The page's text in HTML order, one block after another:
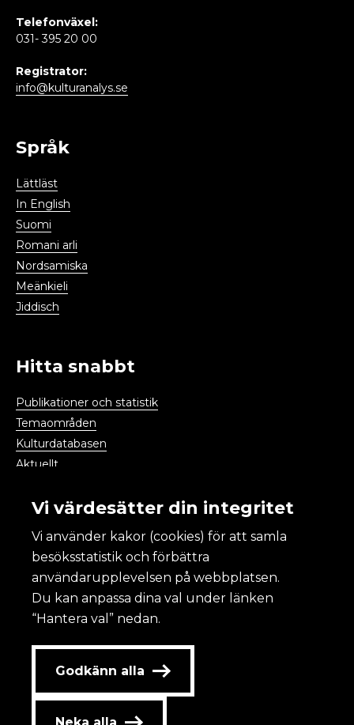
Telefonväxel:
031- 395 20 00
Registrator:
info@kulturanalys.se
Språk
Lättläst
In English
Suomi
Romani arli
Nordsamiska
Meänkieli
Jiddisch
Hitta snabbt
Publikationer och statistik
Temaområden
Kulturdatabasen
Aktuellt
Kulturanalys
Om Kulturanalys
Lättläst
Om webbplatsen och kakor
Tillgänglighet
Redovisning av statlig annonsering
Kontakta oss
Vi värdesätter din integritet
Vi använder kakor (cookies) för att samla
besöksstatistik och förbättra
användarupplevelsen på webbplatsen.
Du kan anpassa dina val under länken
“Hantera val” nedan.
Godkänn alla
Neka alla